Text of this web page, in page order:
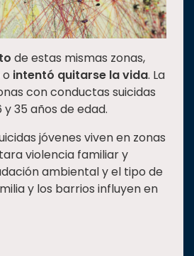
de estas mismas zonas,
intentó quitarse la vida. La
con conductas suicidas
35 años de edad.
jóvenes viven en zonas
violencia familiar y
ambiental y el tipo de
y los barrios influyen en